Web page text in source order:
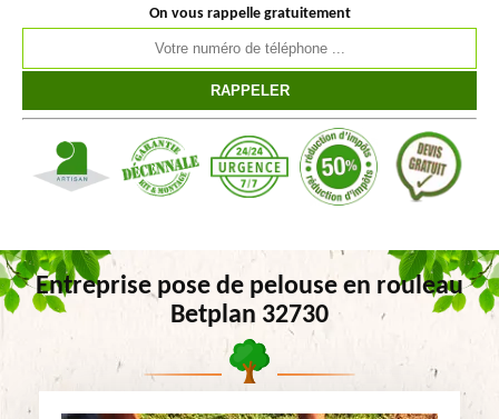
On vous rappelle gratuitement
Entreprise pose de pelouse en rouleau
Betplan 32730